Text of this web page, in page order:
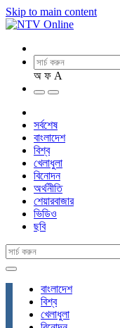
Skip to main content
অ ফ A
সর্বশেষ
বাংলাদেশ
বিশ্ব
খেলাধুলা
বিনোদন
অর্থনীতি
শেয়ারবাজার
ভিডিও
ছবি
বাংলাদেশ
বিশ্ব
খেলাধুলা